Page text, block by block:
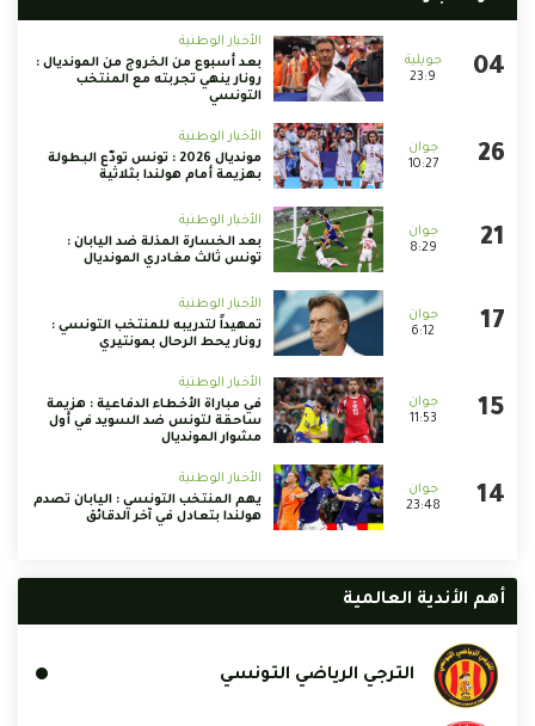
23:9
الأخبار الوطنية
بعد أسبوع من الخروج من المونديال :
رونار ينهي تجربته مع المنتخب
التونسي
10:27
الأخبار الوطنية
مونديال 2026 : تونس تودّع البطولة
بهزيمة أمام هولندا بثلاثية
8:29
الأخبار الوطنية
بعد الخسارة المذلة ضد اليابان :
تونس ثالث مغادري المونديال
6:12
الأخبار الوطنية
تمهيداً لتدريبه للمنتخب التونسي :
رونار يحط الرحال بمونتيري
11:53
الأخبار الوطنية
في مباراة الأخطاء الدفاعية : هزيمة
ساحقة لتونس ضد السويد في أول
مشوار المونديال
23:48
الأخبار الوطنية
يهم المنتخب التونسي : اليابان تصدم
هولندا بتعادل في آخر الدقائق
أهم الأندية العالمية
الترجي الرياضي التونسي